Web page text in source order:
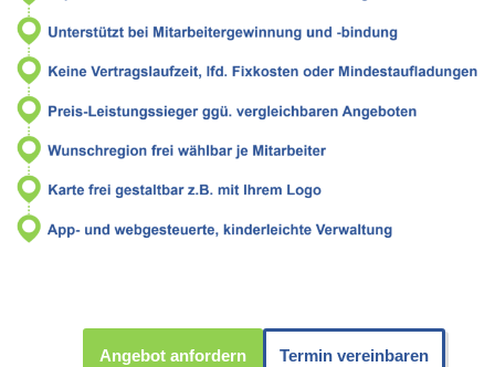
Angebot anfordern Termin vereinbaren